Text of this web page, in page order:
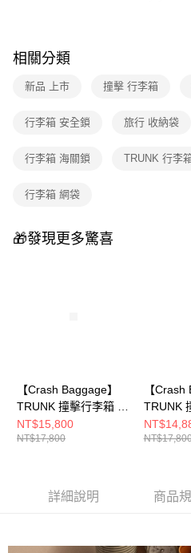
相關分類
新品 上市 撞擊 行李箱
行李箱 安全鎖 旅行 收納袋
行李箱 海關鎖 TRUNK 行李
行李箱 網袋
🎁發現更多驚喜
【Crash Baggage】
TRUNK 撞擊行李箱 32
吋 鐵灰
NT$15,800
NT$17,800
【Crash
TRUNK
吋
詳細說明 商品